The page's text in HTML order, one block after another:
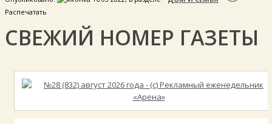
Распечатать
СВЕЖИЙ НОМЕР ГАЗЕТЫ